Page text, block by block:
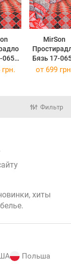
0658
х
MirSon
Бязь 17-
Jingle 220
грн. от 699
Фильтр
хиты
.
Польша